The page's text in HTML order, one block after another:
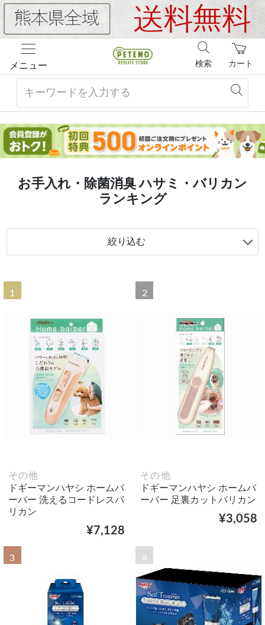
メニュー カート
検索
お手入れ・除菌消臭 ハサミ・バリカン
ランキング
絞り込む
1
その他
ドギーマンハヤシ ホームバ
ーバー 洗えるコードレスバ
リカン
¥7,128
2
その他
ドギーマンハヤシ ホームバ
ーバー 足裏カットバリカン
¥3,058
3 4